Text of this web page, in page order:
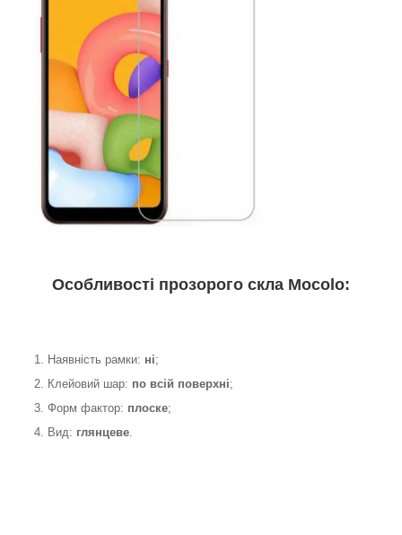
Особливості прозорого скла Mocolo:
1. Наявність рамки: ні;
2. Клейовий шар: по всій поверхні;
3. Форм фактор: плоске;
4. Вид: глянцеве.